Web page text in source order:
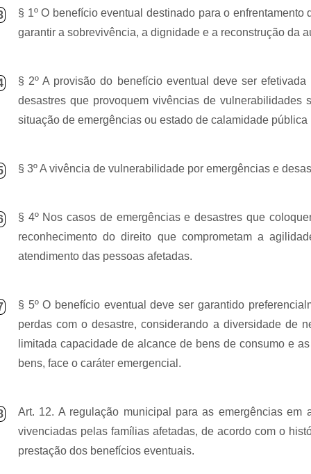
§ 1º O benefício eventual destinado para o enfrentamento
garantir a sobrevivência, a dignidade e a reconstrução da
§ 2º A provisão do benefício eventual deve ser
desastres que provoquem vivências de
situação de emergências ou estado de calamidade
§ 3º A vivência de vulnerabilidade por emergências e
§ 4º Nos casos de emergências e desastres que
reconhecimento do direito que comprometam a
atendimento das pessoas afetadas.
§ 5º O benefício eventual deve ser garantido
perdas com o desastre, considerando a diversidade de
limitada capacidade de alcance de bens de consumo e
bens, face o caráter emergencial.
Art. 12. A regulação municipal para as emergências
vivenciadas pelas famílias afetadas, de acordo com o
prestação dos benefícios eventuais.